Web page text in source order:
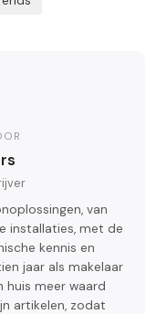
van
installaties, met de
kennis en
jaar als makelaar
huis meer waard
artikelen, zodat